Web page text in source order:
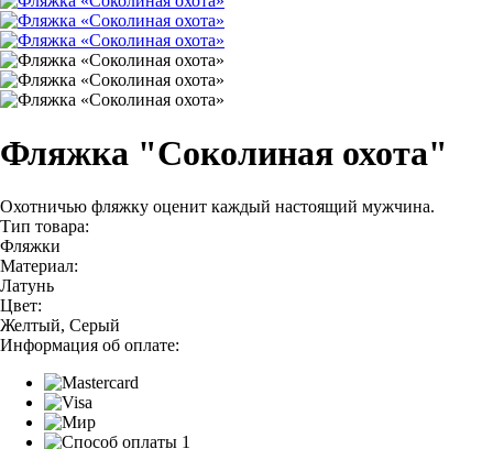
Фляжка "Соколиная охота"
Охотничью фляжку оценит каждый настоящий мужчина.
Тип товара:
Фляжки
Материал:
Латунь
Цвет:
Желтый, Серый
Информация об оплате: